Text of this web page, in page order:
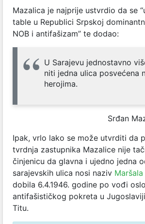
Mazalica je najprije ustvrdio da se
table u Republici Srpskoj
NOB i antifašizam” te dodao:
U Sarajevu jednostavno
niti jedna ulica posvećena
herojima.
Srđan
Ipak, vrlo lako se može utvrditi da
tvrdnja zastupnika Mazalice nije
činjenicu da glavna i ujedno jedna
sarajevskih ulica nosi naziv
dobila 6.4.1946. godine po vođi
antifašističkog pokreta u
Titu.